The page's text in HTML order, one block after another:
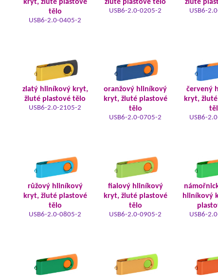
kryt, žluté plastové
tělo
USB6-2.0-0405-2
žluté plastové tělo
USB6-2.0-0205-2
žluté
USB6-
zlatý hliníkový kryt,
žluté plastové tělo
USB6-2.0-2105-2
oranžový hliníkový
kryt, žluté plastové
tělo
USB6-2.0-0705-2
červený
kryt,
USB6-
růžový hliníkový
kryt, žluté plastové
tělo
USB6-2.0-0805-2
fialový hliníkový
kryt, žluté plastové
tělo
USB6-2.0-0905-2
hliníkový
USB6-